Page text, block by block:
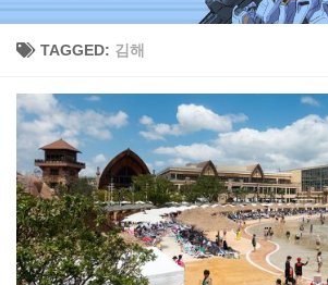
TAGGED: 김해